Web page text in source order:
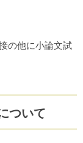
の他に小論文試
ついて